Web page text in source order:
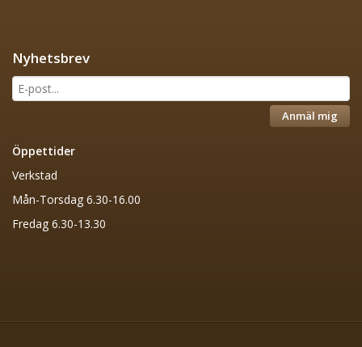
Nyhetsbrev
Anmäl mig
Öppettider
Verkstad
Mån-Torsdag 6.30-16.00
Fredag 6.30-13.30